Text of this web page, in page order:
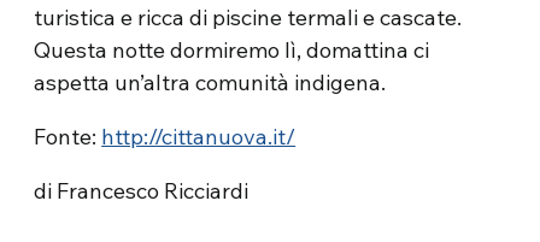
turistica e ricca di piscine termali e cascate.
Questa notte dormiremo lì, domattina ci
aspetta un’altra comunità indigena.
Fonte: http://cittanuova.it/
di Francesco Ricciardi